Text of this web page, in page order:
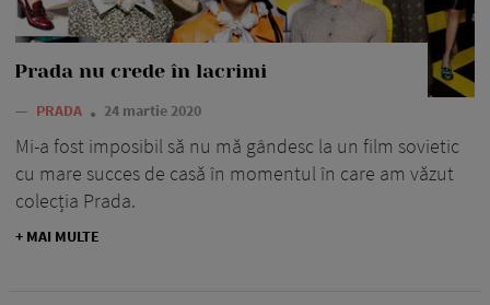
Prada nu crede în lacrimi
— PRADA 24 martie 2020
Mi-a fost imposibil să nu mă gândesc la un film sovietic
cu mare succes de casă în momentul în care am văzut
colecția Prada.
+ MAI MULTE